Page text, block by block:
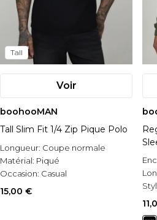
Tall
Voir
boohooMAN
Tall Slim Fit 1/4 Zip Pique Polo
Longueur: Coupe normale
Matérial: Piqué
Occasion: Casual
15,00 €